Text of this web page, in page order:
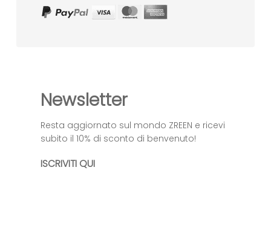
Newsletter
Resta aggiornato sul mondo ZREEN e ricevi
subito il 10% di sconto di benvenuto!
ISCRIVITI QUI